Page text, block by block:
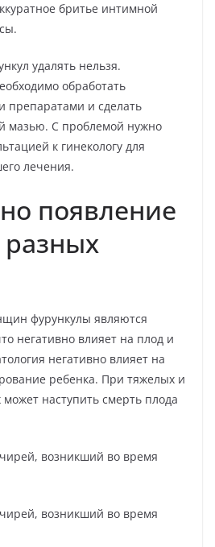
бритье интимной
удалять нельзя.
обработать
препаратами и сделать
мазью. С проблемой нужно
к гинекологу для
лечения.
появление
фурункулы являются
негативно влияет на плод и
негативно влияет на
ребенка. При тяжелых и
наступить смерть плода